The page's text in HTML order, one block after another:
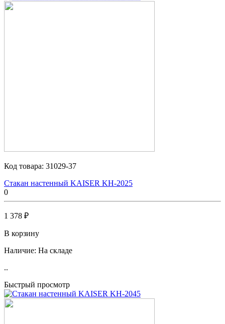
Код товара: 31029-37
Стакан настенный KAISER KH-2025
0
1 378 ₽
В корзину
Наличие: На складе
..
Быстрый просмотр